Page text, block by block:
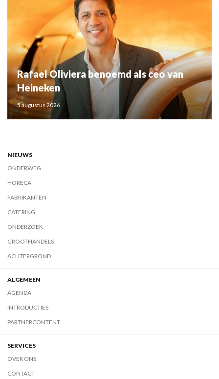
Rafael Oliviera benoemd als ceo van
Heineken
5 augustus 2026
NIEUWS
ONDERWEG
HORECA
FABRIKANTEN
CATERING
ONDERZOEK
GROOTHANDELS
ACHTERGROND
ALGEMEEN
AGENDA
INTRODUCTIES
PARTNERCONTENT
SERVICES
OVER ONS
CONTACT